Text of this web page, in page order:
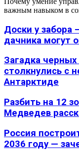
важным навыком в
Доски у забора
дачника могут
Загадка
столкнулись с
Антарктиде
Разбить на 12
Медведев
Россия
2036 году —